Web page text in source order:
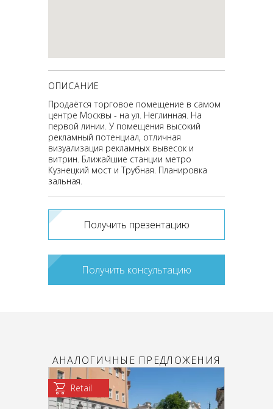
ОПИСАНИЕ
Продаётся торговое помещение в самом
центре Москвы - на ул. Неглинная. На
первой линии. У помещения высокий
рекламный потенциал, отличная
визуализация рекламных вывесок и
витрин. Ближайшие станции метро
Кузнецкий мост и Трубная. Планировка
зальная.
Получить презентацию
Получить консультацию
АНАЛОГИЧНЫЕ ПРЕДЛОЖЕНИЯ
Retail